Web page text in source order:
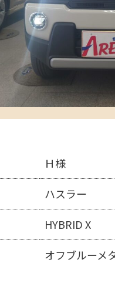
Ｈ様
ハスラー
HYBRID X
オフブルーメ